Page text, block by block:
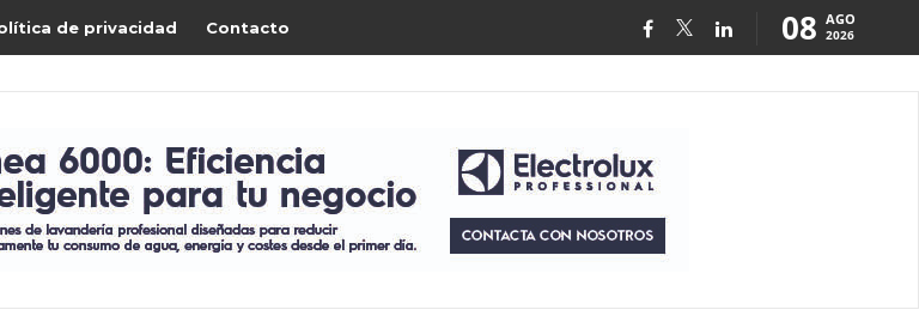
de privacidad Contacto 08 AGO
2026